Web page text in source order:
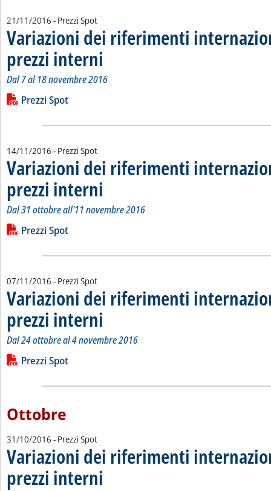
21/11/2016 - Prezzi Spot
Variazioni dei riferimenti
prezzi interni
Dal 7 al 18 novembre 2016
Leggi tutta la notizia: 'Variazioni dei riferimenti
Lista allegati PDF alla notizia
Prezzi Spot
14/11/2016 - Prezzi Spot
Variazioni dei riferimenti
prezzi interni
Dal 31 ottobre all'11 novembre 2016
Leggi tutta la notizia: 'Variazioni dei riferimenti
Lista allegati PDF alla notizia
Prezzi Spot
07/11/2016 - Prezzi Spot
Variazioni dei riferimenti
prezzi interni
Dal 24 ottobre al 4 novembre 2016
Leggi tutta la notizia: 'Variazioni dei riferimenti
Lista allegati PDF alla notizia
Prezzi Spot
Ottobre
31/10/2016 - Prezzi Spot
Variazioni dei riferimenti
prezzi interni